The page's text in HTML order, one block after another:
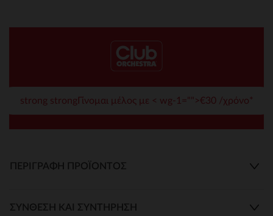
strong strongΓίνομαι μέλος με < wg-1="">€30 /χρόνο*
ΠΕΡΙΓΡΑΦΉ ΠΡΟΪΌΝΤΟΣ
ΣΎΝΘΕΣΗ ΚΑΙ ΣΥΝΤΉΡΗΣΗ